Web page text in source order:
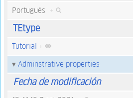
Portugués +
TEtype
Tutorial +
Adminstrative properties
Fecha de modificación